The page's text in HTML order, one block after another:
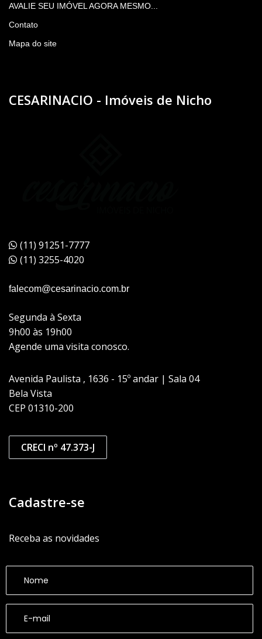
AVALIE SEU IMÓVEL AGORA MESMO...
Contato
Mapa do site
CESARINACIO - Imóveis de Nicho
(11) 91251-7777
(11) 3255-4020
falecom@cesarinacio.com.br
Segunda à Sexta
9h00 às 19h00
Agende uma visita conosco.
Avenida Paulista , 1636 - 15º andar | Sala 04
Bela Vista
CEP 01310-200
CRECI nº 47.373-J
Cadastre-se
Receba as novidades